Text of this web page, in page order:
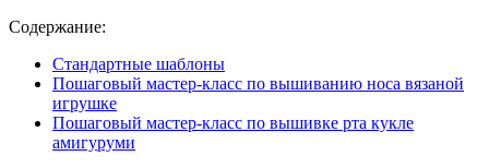
Содержание:
Стандартные шаблоны
Пошаговый мастер-класс по вышиванию носа вязаной
игрушке
Пошаговый мастер-класс по вышивке рта кукле
амигуруми